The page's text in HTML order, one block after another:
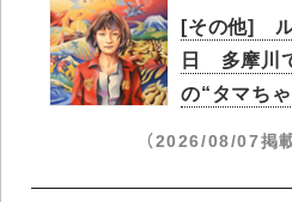
[その他]
日 多摩川
の“タマち
（2026/08/07掲載